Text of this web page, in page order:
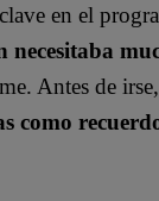
en el
necesitaba
Antes de
como